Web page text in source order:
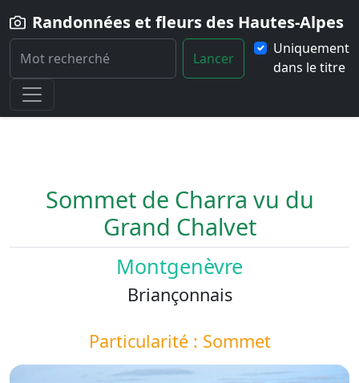
Randonnées et fleurs des Hautes-Alpes
Lancer
Uniquement
dans le titre
Home
Paysage
Sommet-de-Charra-vu-du-Grand-Chalvet
Sommet de Charra vu du
Grand Chalvet
Montgenèvre
Briançonnais
Particularité : Sommet